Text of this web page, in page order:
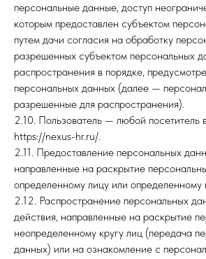
персональные данные, доступ
которым предоставлен субъектом
путем дачи согласия на обработку
разрешенных субъектом персональных
распространения в порядке,
персональных данных (далее —
разрешенные для распространения).
2.10. Пользователь — любой посетитель
https://nexus-hr.ru/.
2.11. Предоставление персональных
направленные на раскрытие
определенному лицу или определенному
2.12. Распространение персональных
действия, направленные на раскрытие
неопределенному кругу лиц (передача
данных) или на ознакомление с